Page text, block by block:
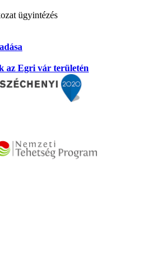
ügyintézés
az Egri vár területén